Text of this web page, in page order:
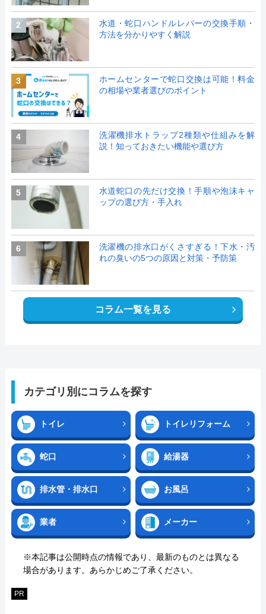
2
水道・蛇口ハンドルレバーの交換手順・
方法を分かりやすく解説
3
ホームセンターで蛇口交換は可能！料金
の相場や業者選びのポイント
4
洗濯機排水トラップ2種類や仕組みを解
説！知っておきたい機能や選び方
5
水道蛇口の先だけ交換！手順や泡沫キャ
ップの選び方・手入れ
6
洗濯機の排水口がくさすぎる！下水・汚
れの臭いの5つの原因と対策・予防策
コラム一覧を見る
カテゴリ別にコラムを探す
トイレ トイレリフォーム
蛇口 給湯器
排水管・排水口 お風呂
業者 メーカー
※本記事は公開時点の情報であり、最新のものとは異なる
場合があります。あらかじめご了承ください。
PR